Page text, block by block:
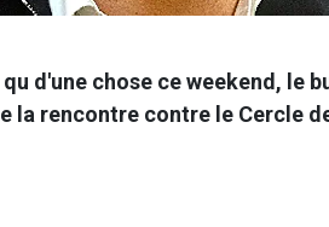
d'une chose ce weekend, le
la rencontre contre le Cercle